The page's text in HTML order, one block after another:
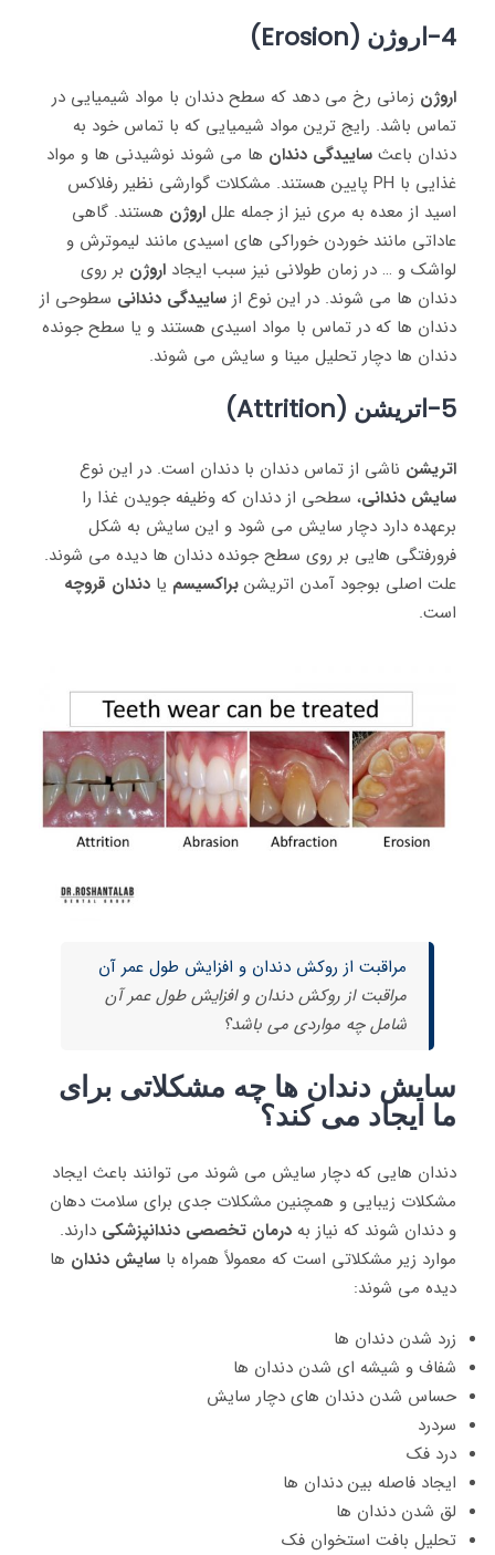
4-اروژن (Erosion)
اروژن زمانی رخ می‌ دهد که سطح دندان با مواد شیمیایی در
تماس باشد. رایج‌ ترین مواد شیمیایی که با تماس خود به
دندان باعث ساییدگی دندان ها می ‌شوند نوشیدنی ‌ها و مواد
غذایی با PH پایین هستند. مشکلات گوارشی نظیر رفلاکس
اسید از معده به مری نیز از جمله علل اروژن هستند. گاهی
عاداتی مانند خوردن خوراکی‌ های اسیدی مانند لیموترش و
لواشک و … در زمان طولانی نیز سبب ایجاد اروژن بر روی
دندان‌ ها می‌ شوند. در این نوع از ساییدگی دندانی سطوحی از
دندان‌ ها که در تماس با مواد اسیدی هستند و یا سطح جونده
دندان‌ ها دچار تحلیل مینا و سایش می ‌شوند.
5-اتریشن (Attrition)
اتریشن ناشی از تماس دندان با دندان است. در این نوع
سایش دندانی، سطحی از دندان که وظیفه جویدن غذا را
برعهده دارد دچار سایش می ‌شود و این سایش به شکل
فرورفتگی‌ هایی بر روی سطح جونده دندان ‌ها دیده می‌ شوند.
علت اصلی بوجود آمدن اتریشن براکسیسم یا دندان قروچه
است.
مراقبت از روکش دندان و افزایش طول عمر آن
مراقبت از روکش دندان و افزایش طول عمر آن
شامل چه مواردی می باشد؟
سایش دندان ها چه مشکلاتی برای
ما ایجاد می ‌کند؟
دندان‌ هایی که دچار سایش می‌ شوند می‌ توانند باعث ایجاد
مشکلات زیبایی و همچنین مشکلات جدی برای سلامت دهان
و دندان شوند که نیاز به درمان تخصصی دندانپزشکی دارند.
موارد زیر مشکلاتی است که معمولاً همراه با سایش دندان ‌ها
دیده می‌ شوند:
زرد شدن دندان‌ ها
شفاف و شیشه ‌ای شدن دندان ‌ها
حساس شدن دندان‌ های دچار سایش
سردرد
درد فک
ایجاد فاصله بین دندان‌ ها
لق شدن دندان‌ ها
تحلیل بافت استخوان فک